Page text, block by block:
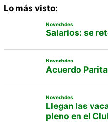
Lo más visto:
Novedades
Salarios: se
Novedades
Acuerdo
Novedades
Llegan las
pleno en el